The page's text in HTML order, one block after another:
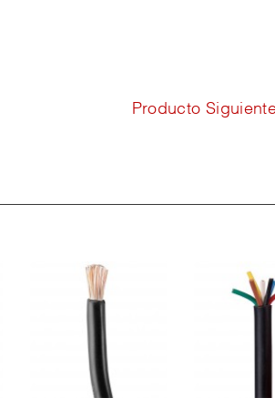
Producto